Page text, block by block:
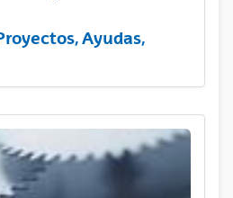
Ayudas,